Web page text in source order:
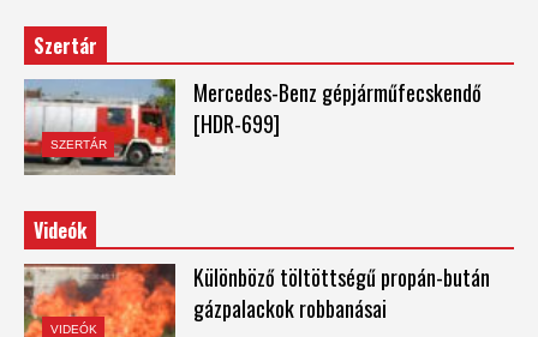
Szertár
SZERTÁR
Mercedes-Benz gépjárműfecskendő
[HDR-699]
Videók
VIDEÓK
Különböző töltöttségű propán-bután
gázpalackok robbanásai